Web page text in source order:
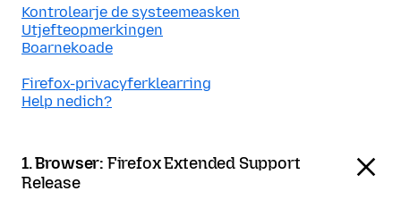
Kontrolearje de systeemeasken
Utjefteopmerkingen
Boarnekoade
Firefox-privacyferklearring
Help nedich?
1. Browser: Firefox Extended Support
Release